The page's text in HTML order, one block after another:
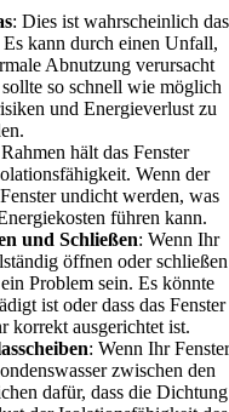
: Dies ist wahrscheinlich das
kann durch einen Unfall,
Abnutzung verursacht
so schnell wie möglich
und Energieverlust zu
hält das Fenster
Wenn der
undicht werden, was
führen kann.
und Schließen: Wenn Ihr
öffnen oder schließen
Problem sein. Es könnte
ist oder dass das Fenster
korrekt ausgerichtet ist.
: Wenn Ihr Fenster
zwischen den
dafür, dass die Dichtung